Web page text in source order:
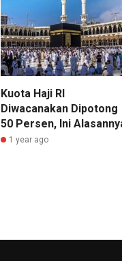
Kuota Haji RI
Diwacanakan Dipotong
50 Persen, Ini
1 year ago